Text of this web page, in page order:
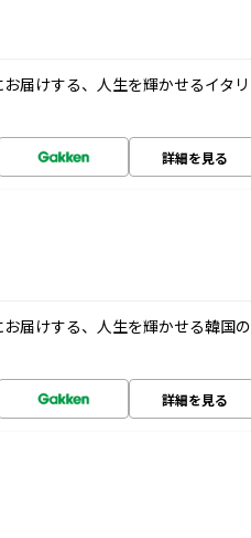
届けする、人生を輝かせるイタリ
詳細を見る
届けする、人生を輝かせる韓国の
詳細を見る